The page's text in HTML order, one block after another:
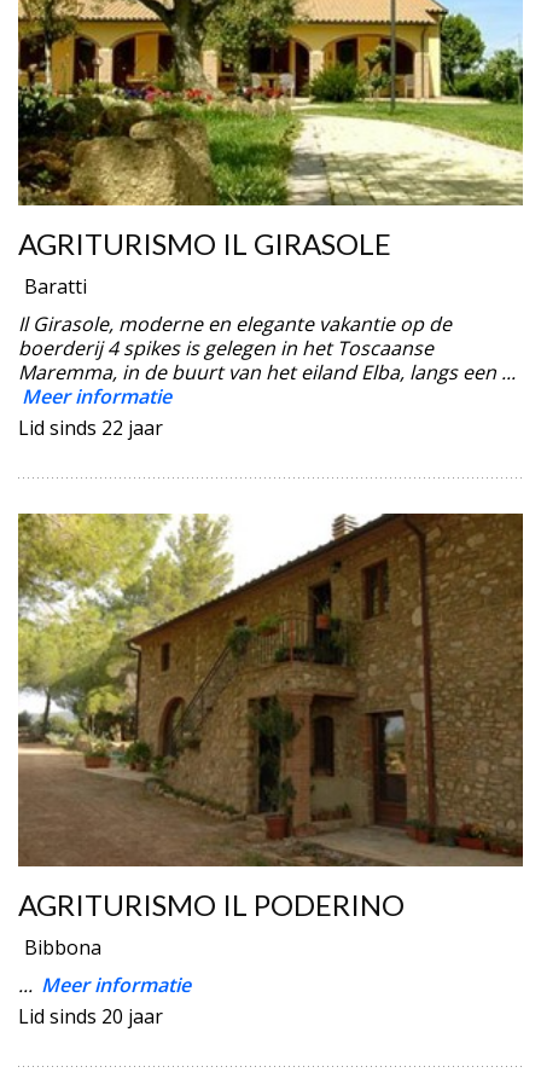
AGRITURISMO IL GIRASOLE
Baratti
Il Girasole, moderne en elegante vakantie op de
boerderij 4 spikes is gelegen in het Toscaanse
Maremma, in de buurt van het eiland Elba, langs een ...
Meer informatie
Lid sinds 22 jaar
AGRITURISMO IL PODERINO
Bibbona
... Meer informatie
Lid sinds 20 jaar